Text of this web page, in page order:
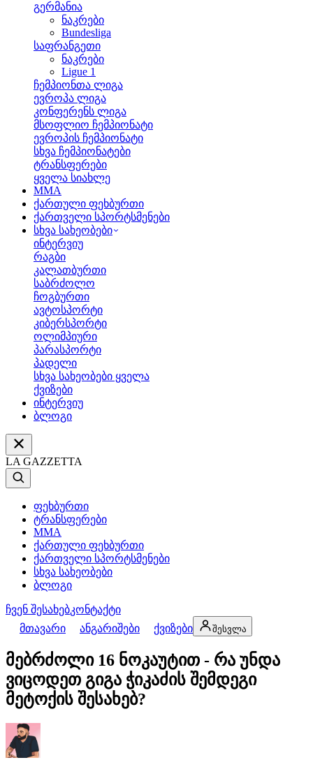
გერმანია
ნაკრები
Bundesliga
საფრანგეთი
ნაკრები
Ligue 1
ჩემპიონთა ლიგა
ევროპა ლიგა
კონფერენს ლიგა
მსოფლიო ჩემპიონატი
ევროპის ჩემპიონატი
სხვა ჩემპიონატები
ტრანსფერები
ყველა სიახლე
MMA
ქართული ფეხბურთი
ქართველი სპორტსმენები
სხვა სახეობები
ინტერვიუ
რაგბი
კალათბურთი
საბრძოლო
ჩოგბურთი
ავტოსპორტი
კიბერსპორტი
ოლიმპიური
პარასპორტი
პადელი
სხვა სახეობები ყველა
ქვიზები
ინტერვიუ
ბლოგი
LA GAZZETTA
ფეხბურთი
ტრანსფერები
MMA
ქართული ფეხბურთი
ქართველი სპორტსმენები
სხვა სახეობები
ბლოგი
ჩვენ შესახებკონტაქტი
მთავარი
ანგარიშები ქვიზები შესვლა
მებრძოლი 16 ნოკაუტით - რა უნდა
ვიცოდეთ გიგა ჭიკაძის შემდეგი
მეტოქის შესახებ?